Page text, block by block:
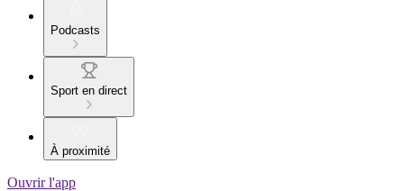
Podcasts
Sport en direct
À proximité
Ouvrir l'app